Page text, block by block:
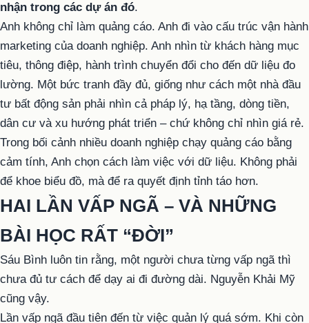
nhận trong các dự án đó.
Anh không chỉ làm quảng cáo. Anh đi vào cấu trúc vận hành
marketing của doanh nghiệp. Anh nhìn từ khách hàng mục
tiêu, thông điệp, hành trình chuyển đổi cho đến dữ liệu đo
lường. Một bức tranh đầy đủ, giống như cách một nhà đầu
tư bất động sản phải nhìn cả pháp lý, hạ tầng, dòng tiền,
dân cư và xu hướng phát triển – chứ không chỉ nhìn giá rẻ.
Trong bối cảnh nhiều doanh nghiệp chạy quảng cáo bằng
cảm tính, Anh chọn cách làm việc với dữ liệu. Không phải
để khoe biểu đồ, mà để ra quyết định tỉnh táo hơn.
HAI LẦN VẤP NGÃ – VÀ NHỮNG
BÀI HỌC RẤT “ĐỜI”
Sáu Bình luôn tin rằng, một người chưa từng vấp ngã thì
chưa đủ tư cách để dạy ai đi đường dài. Nguyễn Khải Mỹ
cũng vậy.
Lần vấp ngã đầu tiên đến từ việc quản lý quá sớm. Khi còn